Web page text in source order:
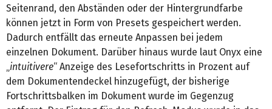
Seitenrand, den Abständen oder der Hintergrundfarbe
können jetzt in Form von Presets gespeichert werden.
Dadurch entfällt das erneute Anpassen bei jedem
einzelnen Dokument. Darüber hinaus wurde laut Onyx eine
intuitivere“ Anzeige des Lesefortschritts in Prozent auf
dem Dokumentendeckel hinzugefügt, der bisherige
Fortschrittsbalken im Dokument wurde im Gegenzug